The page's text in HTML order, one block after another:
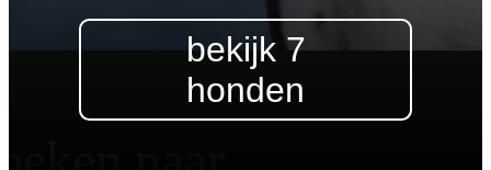
bekijk 7
honden